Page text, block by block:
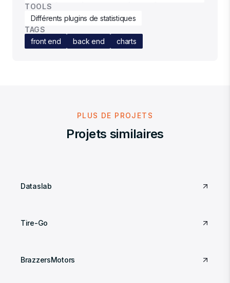
TOOLS
Différents plugins de statistiques
TAGS
front end
back end charts
PLUS DE PROJETS
Projets similaires
Dataslab
Tire-Go
BrazzersMotors